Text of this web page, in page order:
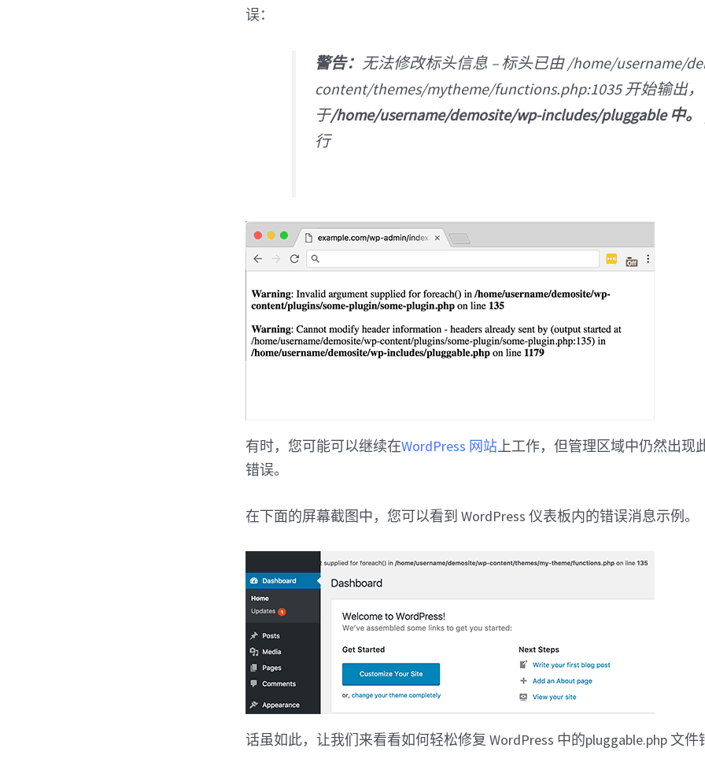
误：
警告： 无法修改标头信息 – 标头已由 /home/username/
content/themes/mytheme/functions.php:1035 开始输出
于/home/username/demosite/wp-includes/pluggable 中。
行
有时，您可能可以继续在WordPress 网站上工作，但管理区域中仍然出现
错误。
在下面的屏幕截图中，您可以看到 WordPress 仪表板内的错误消息示例。
话虽如此，让我们来看看如何轻松修复 WordPress 中的pluggable.php 文件